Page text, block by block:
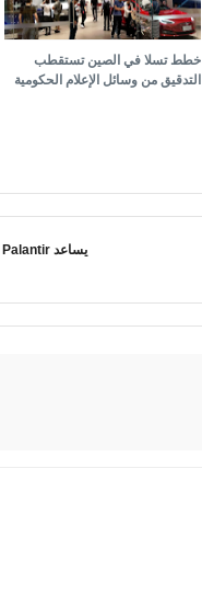
خطط تسلا في الصين تستقطب
التدقيق من وسائل الإعلام الحكومية